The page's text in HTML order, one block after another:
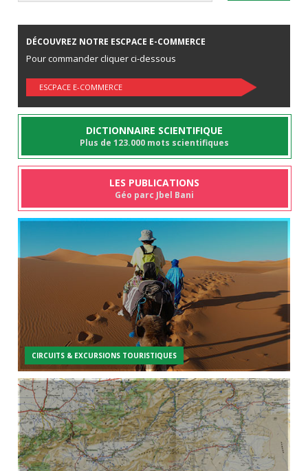
DÉCOUVREZ NOTRE ESCPACE E-COMMERCE
Pour commander cliquer ci-dessous
ESCPACE E-COMMERCE
DICTIONNAIRE SCIENTIFIQUE
Plus de 123.000 mots scientifiques
LES PUBLICATIONS
Géo parc Jbel Bani
CIRCUITS & EXCURSIONS TOURISTIQUES